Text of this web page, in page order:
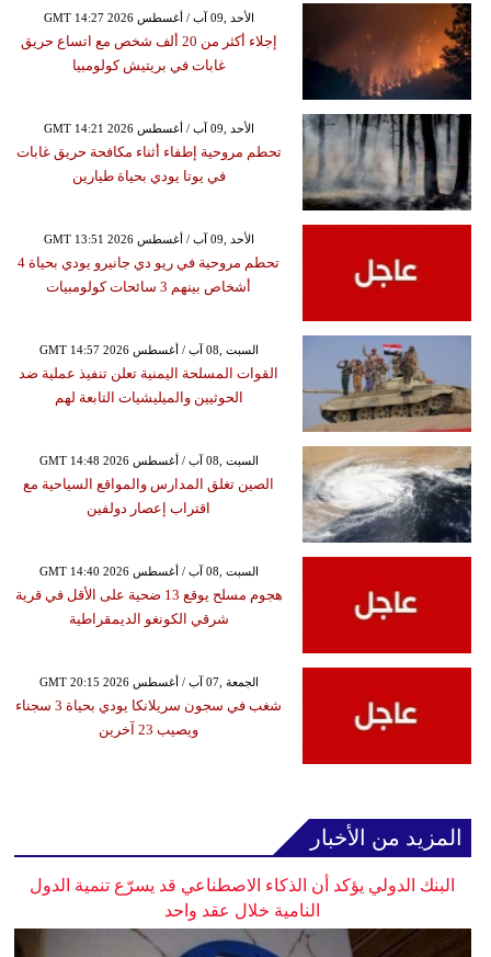
GMT 14:27 2026 الأحد ,09 آب / أغسطس
إجلاء أكثر من 20 ألف شخص مع اتساع حريق
غابات في بريتيش كولومبيا
GMT 14:21 2026 الأحد ,09 آب / أغسطس
تحطم مروحية إطفاء أثناء مكافحة حريق غابات
في يوتا يودي بحياة طيارين
GMT 13:51 2026 الأحد ,09 آب / أغسطس
تحطم مروحية في ريو دي جانيرو يودي بحياة 4
أشخاص بينهم 3 سائحات كولومبيات
GMT 14:57 2026 السبت ,08 آب / أغسطس
القوات المسلحة اليمنية تعلن تنفيذ عملية ضد
الحوثيين والميليشيات التابعة لهم
GMT 14:48 2026 السبت ,08 آب / أغسطس
الصين تغلق المدارس والمواقع السياحية مع
اقتراب إعصار دولفين
GMT 14:40 2026 السبت ,08 آب / أغسطس
هجوم مسلح يوقع 13 ضحية على الأقل في قرية
شرقي الكونغو الديمقراطية
GMT 20:15 2026 الجمعة ,07 آب / أغسطس
شغب في سجون سريلانكا يودي بحياة 3 سجناء
ويصيب 23 آخرين
المزيد من الأخبار
البنك الدولي يؤكد أن الذكاء الاصطناعي قد يسرّع تنمية الدول
النامية خلال عقد واحد